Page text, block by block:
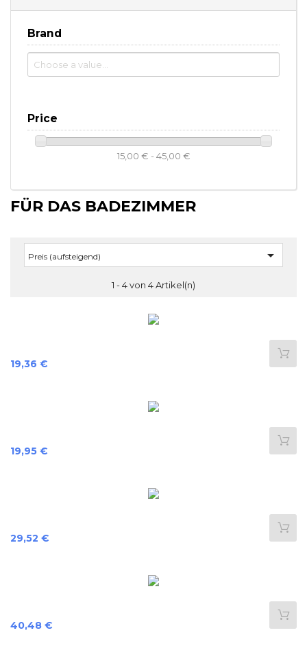
Brand
Price
15,00 € - 45,00 €
FÜR DAS BADEZIMMER
Preis (aufsteigend) 
1 - 4 von 4 Artikel(n)
Preis
19,36 €
Preis
19,95 €
Preis
29,52 €
Preis
40,48 €